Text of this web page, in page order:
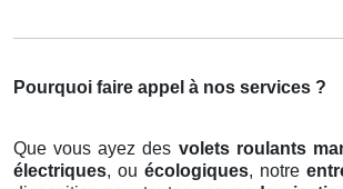
Pourquoi faire appel à nos services ?
Que vous ayez des volets roulants
électriques, ou écologiques, notre